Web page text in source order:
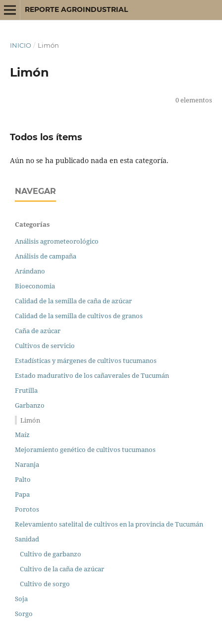
REPORTE AGROINDUSTRIAL
INICIO / Limón
Limón
0 elementos
Todos los ítems
Aún no se ha publicado nada en esta categoría.
NAVEGAR
Categorías
Análisis agrometeorológico
Análisis de campaña
Arándano
Bioeconomia
Calidad de la semilla de caña de azúcar
Calidad de la semilla de cultivos de granos
Caña de azúcar
Cultivos de servicio
Estadísticas y márgenes de cultivos tucumanos
Estado madurativo de los cañaverales de Tucumán
Frutilla
Garbanzo
Limón
Maíz
Mejoramiento genético de cultivos tucumanos
Naranja
Palto
Papa
Porotos
Relevamiento satelital de cultivos en la provincia de Tucumán
Sanidad
Cultivo de garbanzo
Cultivo de la caña de azúcar
Cultivo de sorgo
Soja
Sorgo